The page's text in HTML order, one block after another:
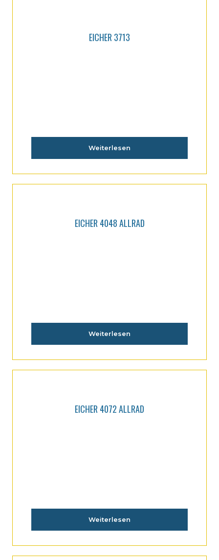
EICHER 3713
Weiterlesen
EICHER 4048 ALLRAD
Weiterlesen
EICHER 4072 ALLRAD
Weiterlesen